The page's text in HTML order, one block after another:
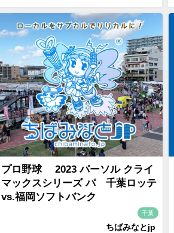
プロ野球 2023 パーソル クライ
マックスシリーズ パ 千葉ロッテ
vs.福岡ソフトバンク
千葉
ちばみなとjp